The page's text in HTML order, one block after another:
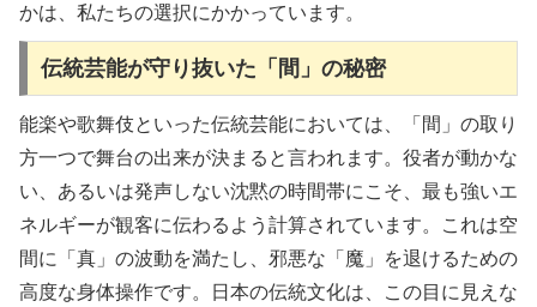
かは、私たちの選択にかかっています。
伝統芸能が守り抜いた「間」の秘密
能楽や歌舞伎といった伝統芸能においては、「間」の取り
方一つで舞台の出来が決まると言われます。役者が動かな
い、あるいは発声しない沈黙の時間帯にこそ、最も強いエ
ネルギーが観客に伝わるよう計算されています。これは空
間に「真」の波動を満たし、邪悪な「魔」を退けるための
高度な身体操作です。日本の伝統文化は、この目に見えな